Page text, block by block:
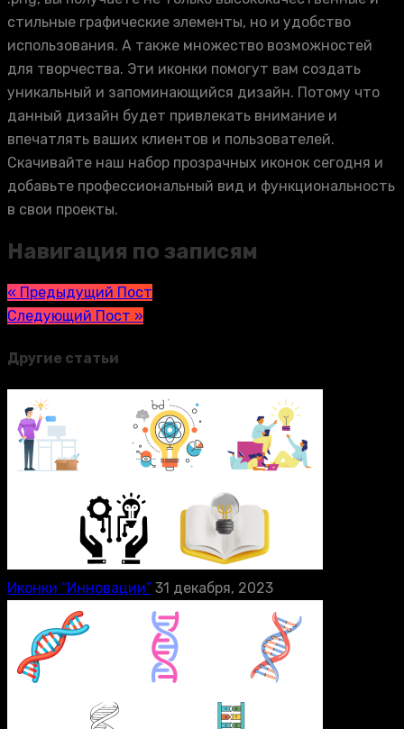
стильные графические элементы, но и удобство
использования. А также множество возможностей
для творчества. Эти иконки помогут вам создать
уникальный и запоминающийся дизайн. Потому что
данный дизайн будет привлекать внимание и
впечатлять ваших клиентов и пользователей.
Скачивайте наш набор прозрачных иконок сегодня и
добавьте профессиональный вид и функциональность
в свои проекты.
Навигация по записям
« Предыдущий Пост
Следующий Пост »
Другие статьи
Иконки “Инновации” 31 декабря, 2023